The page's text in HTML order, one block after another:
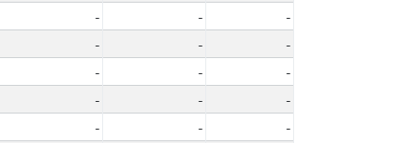
- -
-
- -
-
- -
-
- -
-
- -
-